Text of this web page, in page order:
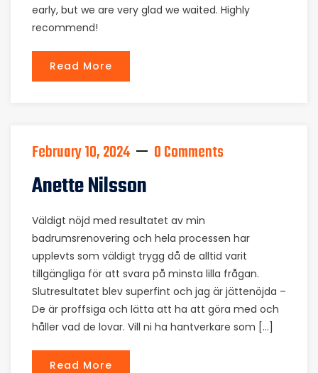
early, but we are very glad we waited. Highly
recommend!
Read More
February 10, 2024 0 Comments
Anette Nilsson
Väldigt nöjd med resultatet av min
badrumsrenovering och hela processen har
upplevts som väldigt trygg då de alltid varit
tillgängliga för att svara på minsta lilla frågan.
Slutresultatet blev superfint och jag är jättenöjda –
De är proffsiga och lätta att ha att göra med och
håller vad de lovar. Vill ni ha hantverkare som […]
Read More